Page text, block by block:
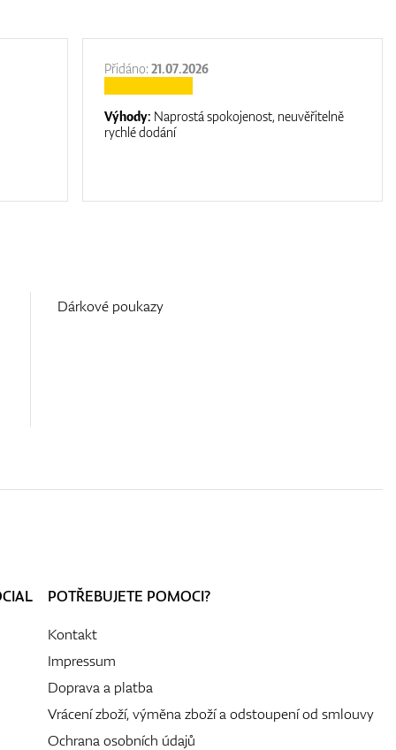
Přidáno:21.07.2026
Výhody: Naprostá spokojenost, neuvěřitelně
rychlé dodání
Dárkové poukazy
POTŘEBUJETE POMOCI?
Kontakt
Impressum
Doprava a platba
Vrácení zboží, výměna zboží a odstoupení od smlouvy
Ochrana osobních údajů